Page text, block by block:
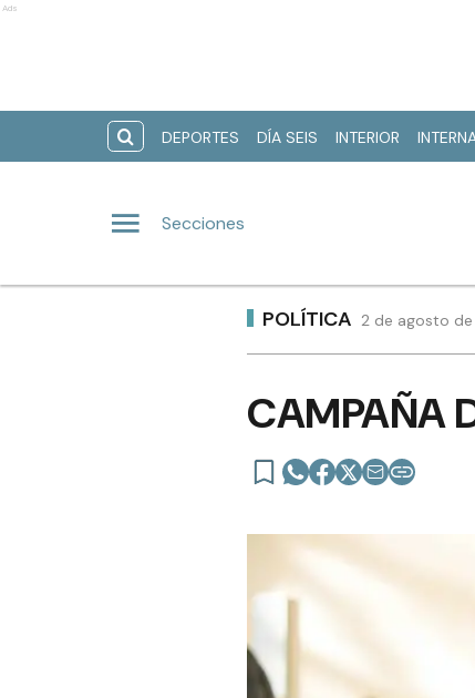
Ads
DEPORTES DÍA SEIS INTERIOR
Secciones
POLÍTICA 2 de agosto de
CAMPAÑA